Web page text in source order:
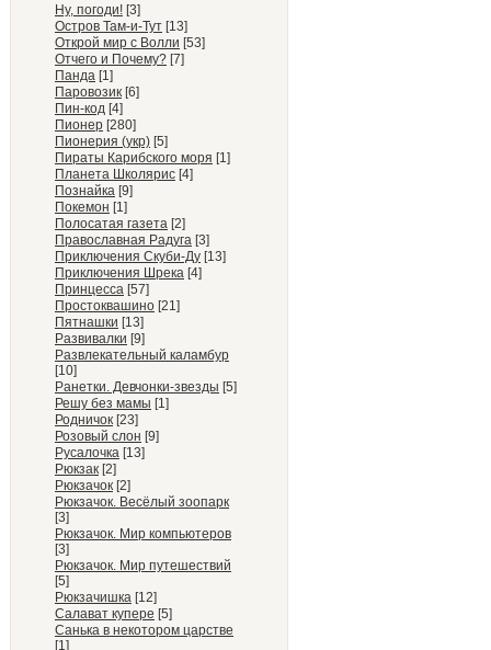
Ну, погоди! [3]
Остров Там-и-Тут [13]
Открой мир с Волли [53]
Отчего и Почему? [7]
Панда [1]
Паровозик [6]
Пин-код [4]
Пионер [280]
Пионерия (укр) [5]
Пираты Карибского моря [1]
Планета Школярис [4]
Познайка [9]
Покемон [1]
Полосатая газета [2]
Православная Радуга [3]
Приключения Скуби-Ду [13]
Приключения Шрека [4]
Принцесса [57]
Простоквашино [21]
Пятнашки [13]
Развивалки [9]
Развлекательный каламбур
[10]
Ранетки. Девчонки-звезды [5]
Решу без мамы [1]
Родничок [23]
Розовый слон [9]
Русалочка [13]
Рюкзак [2]
Рюкзачок [2]
Рюкзачок. Весёлый зоопарк
[3]
Рюкзачок. Мир компьютеров
[3]
Рюкзачок. Мир путешествий
[5]
Рюкзачишка [12]
Салават купере [5]
Санька в некотором царстве
[1]